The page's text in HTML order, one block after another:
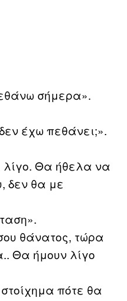
σήμερα».
έχω πεθάνει;».
Θα ήθελα να
δεν θα με
θάνατος, τώρα
Θα ήμουν λίγο
πότε θα